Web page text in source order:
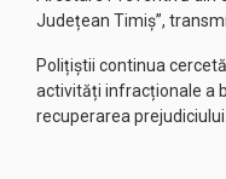
Județean Timiș”,
Polițiștii continua
activități infracționale a
recuperarea prejudiciului.